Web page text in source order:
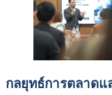
กลยุทธ์การตลาด